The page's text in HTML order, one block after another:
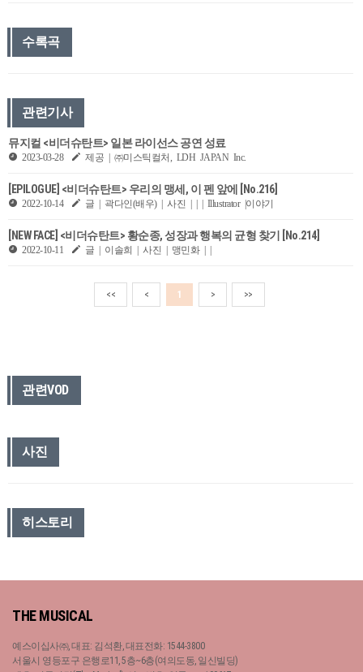
수록곡
관련기사
뮤지컬 <비더슈탄트> 일본 라이선스 공연 성료
2023-03-28 제공 | ㈜미스틱컬처, LDH JAPAN Inc.
[EPILOGUE] <비더슈탄트> 우리의 맹세, 이 펜 앞에 [No.216]
2022-10-14 글 | 곽다인(배우) | 사진 | | | Illustrator |이야기
[NEW FACE] <비더슈탄트> 황순종, 성장과 행복의 균형 찾기 [No.214]
2022-10-11 글 | 이솔희 | 사진 | 맹민화 | |
<< < 1 > >>
관련VOD
사진
히스토리
THE MUSICAL
예스이십사㈜, 대표: 김석환, 대표전화: 1544-3800
서울시 영등포구 은행로11, 5층~6층(여의도동, 일신빌딩)